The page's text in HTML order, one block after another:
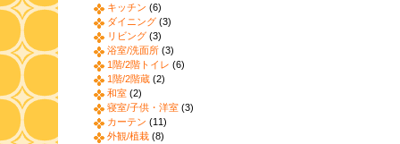
キッチン (6)
ダイニング (3)
リビング (3)
浴室/洗面所 (3)
1階/2階トイレ (6)
1階/2階蔵 (2)
和室 (2)
寝室/子供・洋室 (3)
カーテン (11)
外観/植栽 (8)